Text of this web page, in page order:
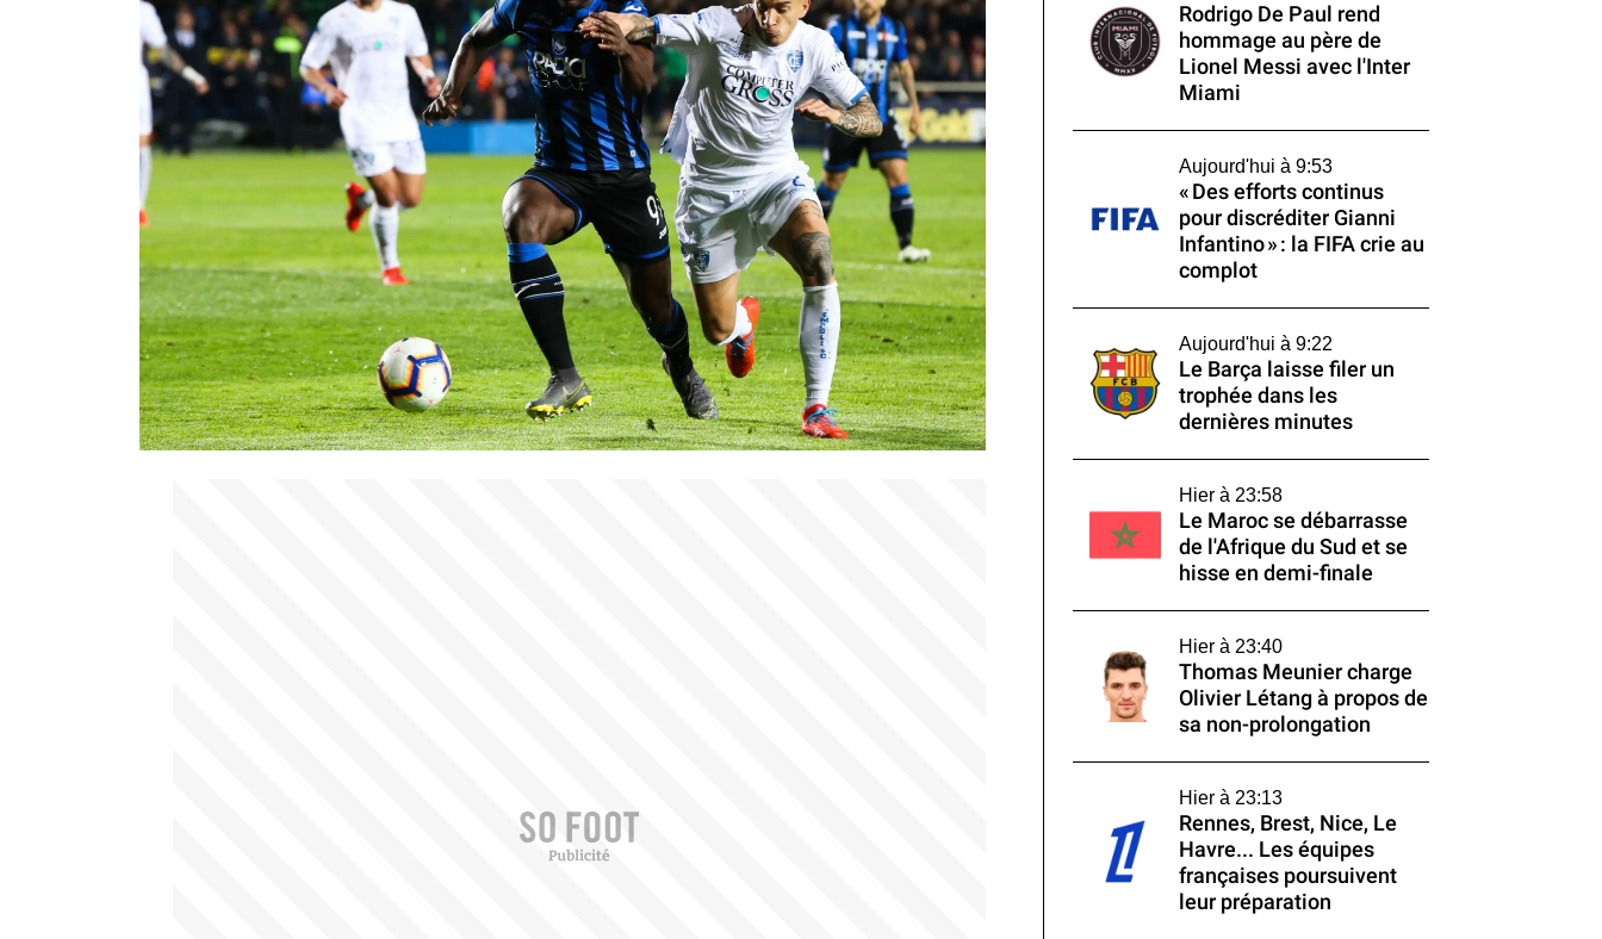
Rodrigo De Paul rend
hommage au père de
Lionel Messi avec l'Inter
Miami
Aujourd'hui à 9:53
« Des efforts continus
pour discréditer Gianni
Infantino » : la FIFA crie au
complot
Aujourd'hui à 9:22
Le Barça laisse filer un
trophée dans les
dernières minutes
Hier à 23:58
Le Maroc se débarrasse
de l'Afrique du Sud et se
hisse en demi-finale
Hier à 23:40
Thomas Meunier charge
Olivier Létang à propos de
sa non-prolongation
Hier à 23:13
Rennes, Brest, Nice, Le
Havre... Les équipes
françaises poursuivent
leur préparation